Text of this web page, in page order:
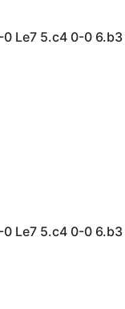
Le7 5.c4 0-0
Le7 5.c4 0-0